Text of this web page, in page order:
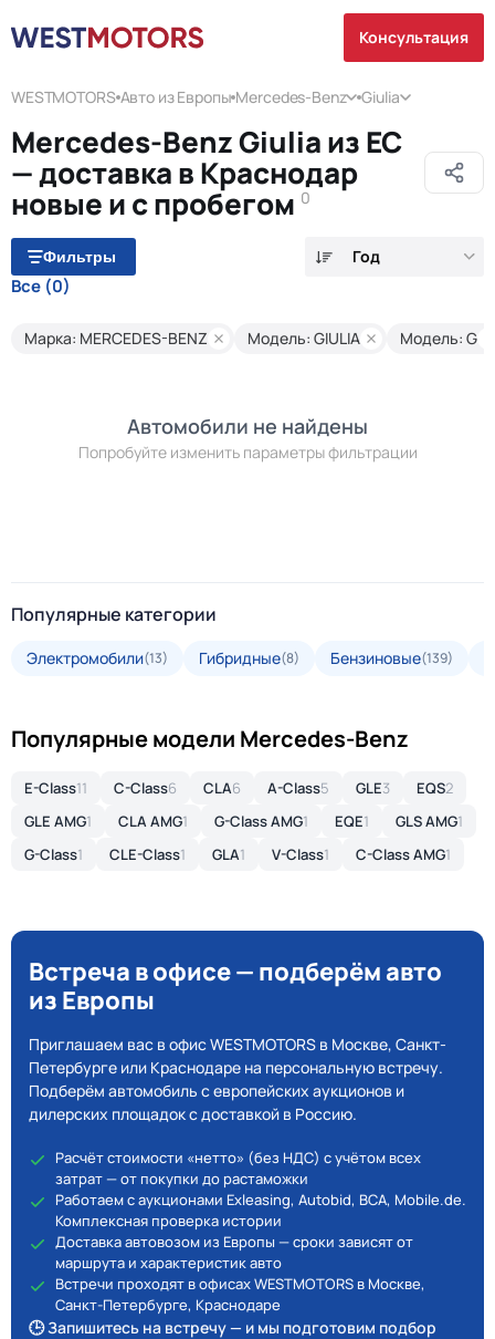
Консультация
WESTMOTORS Авто из Европы Mercedes-Benz Giulia
Mercedes-Benz Giulia из ЕС
— доставка в Краснодар
новые и с пробегом 0
Фильтры Год
Все (0)
Марка: MERCEDES-BENZ Модель: GIULIA Модель: G
Автомобили не найдены
Попробуйте изменить параметры фильтрации
Популярные категории
Электромобили(13) Гибридные(8) Бензиновые(139)
Популярные модели Mercedes-Benz
E-Class11 C-Class6 CLA6 A-Class5 GLE3 EQS2
GLE AMG1 CLA AMG1 G-Class AMG1 EQE1 GLS AMG1
G-Class1 CLE-Class1 GLA1 V-Class1 C-Class AMG1
Встреча в офисе — подберём авто
из Европы
Приглашаем вас в офис WESTMOTORS в Москве, Санкт-
Петербурге или Краснодаре на персональную встречу.
Подберём автомобиль с европейских аукционов и
дилерских площадок с доставкой в Россию.
Расчёт стоимости «нетто» (без НДС) с учётом всех
затрат — от покупки до растаможки
Работаем с аукционами Exleasing, Autobid, BCA, Mobile.de.
Комплексная проверка истории
Доставка автовозом из Европы — сроки зависят от
маршрута и характеристик авто
Встречи проходят в офисах WESTMOTORS в Москве,
Санкт-Петербурге, Краснодаре
🕒 Запишитесь на встречу — и мы подготовим подбор